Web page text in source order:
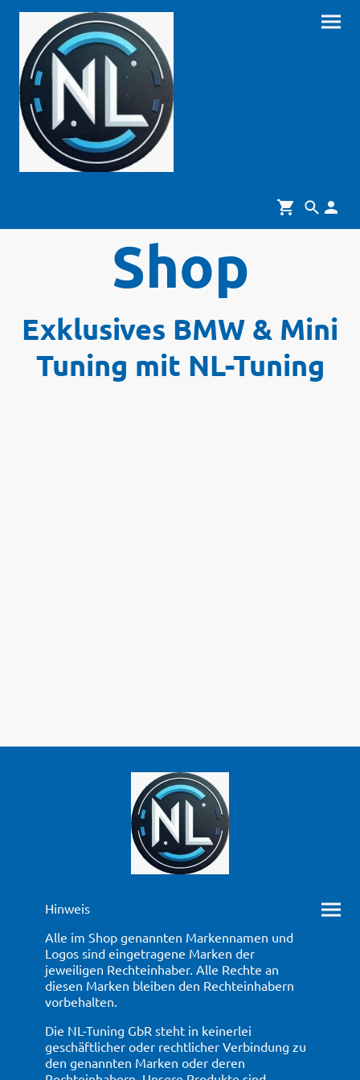
Shop
Exklusives BMW & Mini
Tuning mit NL-Tuning
Hinweis
Alle im Shop genannten Markennamen und
Logos sind eingetragene Marken der
jeweiligen Rechteinhaber. Alle Rechte an
diesen Marken bleiben den Rechteinhabern
vorbehalten.
Die NL-Tuning GbR steht in keinerlei
geschäftlicher oder rechtlicher Verbindung zu
den genannten Marken oder deren